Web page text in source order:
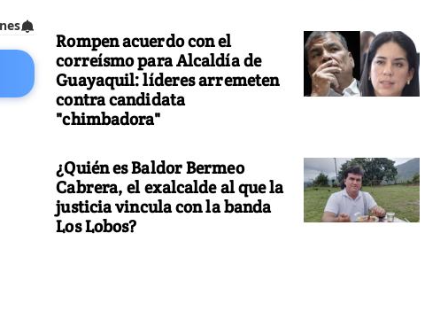
Rompen acuerdo con el
correísmo para Alcaldía de
Guayaquil: líderes arremeten
contra candidata
"chimbadora"
¿Quién es Baldor Bermeo
Cabrera, el exalcalde al que la
justicia vincula con la banda
Los Lobos?